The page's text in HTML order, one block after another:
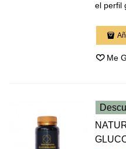
el perfil
Me